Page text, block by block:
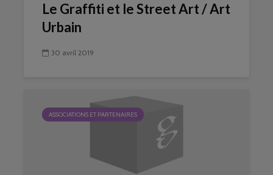
Le Graffiti et le Street Art / Art
Urbain
30 avril 2019
ASSOCIATIONS ET PARTENAIRES